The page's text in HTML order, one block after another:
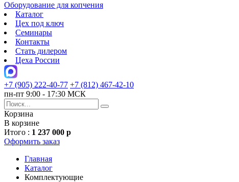
Оборудование для копчения
Каталог
Цех под ключ
Семинары
Контакты
Стать дилером
Цеха России
+7 (905) 222-40-77 +7 (812) 467-42-10
пн-пт 9:00 - 17:30 МСК
Корзина
В корзине
Итого : 1 237 000 р
Оформить заказ
Главная
Каталог
Комплектующие